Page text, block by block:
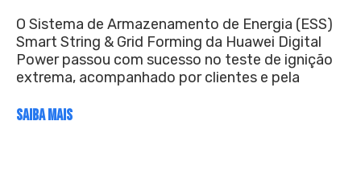
O Sistema de Armazenamento de Energia (ESS)
Smart String & Grid Forming da Huawei Digital
Power passou com sucesso no teste de ignição
extrema, acompanhado por clientes e pela
SAIBA MAIS